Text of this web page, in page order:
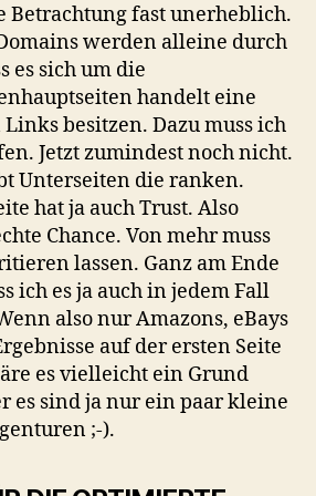
Betrachtung fast unerheblich.
werden alleine durch
es sich um die
handelt eine
besitzen. Dazu muss ich
Jetzt zumindest noch nicht.
Unterseiten die ranken.
hat ja auch Trust. Also
Chance. Von mehr muss
lassen. Ganz am Ende
ich es ja auch in jedem Fall
also nur Amazons, eBays
auf der ersten Seite
es vielleicht ein Grund
es sind ja nur ein paar kleine
;-).